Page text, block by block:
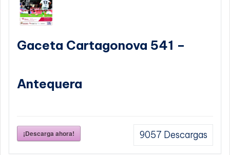
Gaceta Cartagonova 541 –
Antequera
¡Descarga ahora! 9057 Descargas